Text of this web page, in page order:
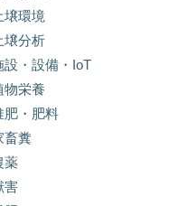
壌環境
壌分析
設・設備・IoT
物栄養
肥・肥料
畜糞
薬
害